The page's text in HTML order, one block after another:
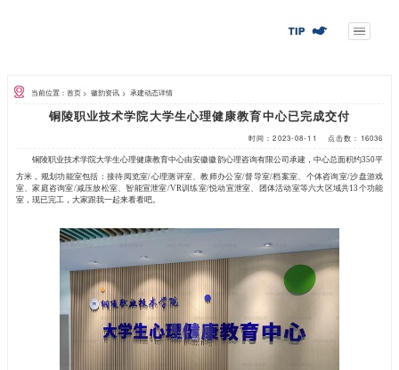
当前位置：首页>徽韵资讯>承建动态详情
铜陵职业技术学院大学生心理
铜陵职业技术学院大学生心理健康教育中心由安徽
方米，规划功能室包括：接待阅览室/心理测评室、教
室、家庭咨询室/减压放松室、智能宣泄室/VR训练室/
室，现已完工，大家跟我一起来看看吧。